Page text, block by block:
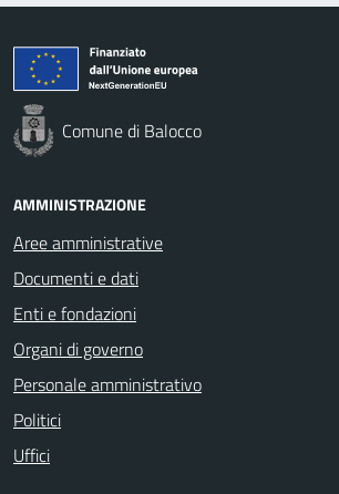
Comune di Balocco
AMMINISTRAZIONE
Aree amministrative
Documenti e dati
Enti e fondazioni
Organi di governo
Personale amministrativo
Politici
Uffici